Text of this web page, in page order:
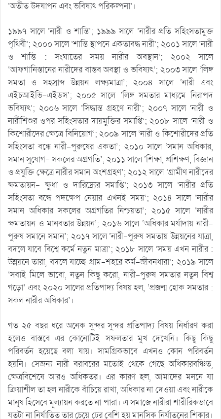
‘অতীত উদযাপন এবং ভবিষ্যৎ পরিকল্পনা’।
১৯৯৭ সালে ‘নারী ও শান্তি’; ১৯৯৯ সালে ‘নারীর প্রতি সহিংসতামুক্ত
পৃথিবী’; ২০০০ সালে ‘শান্তি স্থাপনে একতাবদ্ধ নারী’; ২০০১ সালে ‘নারী
ও শান্তি : সংঘাতের সময় নারীর অবস্থান’; ২০০২ সালে
‘আফগানিস্তানের নারীদের বাস্তব অবস্থা ও ভবিষ্যৎ’; ২০০৩ সালে ‘লিঙ্গ
সমতা ও সহস্রাব্দ উন্নয়ন লক্ষ্যমাত্রা’; ২০০৪ সালে ‘নারী এবং
এইচআইভি-এইডস’; ২০০৫ সালে ‘লিঙ্গ সমতার মাধ্যমে নিরাপদ
ভবিষ্যৎ’; ২০০৬ সালে ‘সিদ্ধান্ত গ্রহণে নারী’; ২০০৭ সালে ‘নারী ও
নারীশিশুর ওপর সহিংসতার দায়মুক্তির সমাপ্তি’; ২০০৮ সালে ‘নারী ও
কিশোরীদের ক্ষেত্রে বিনিয়োগ’; ২০০৯ সালে ‘নারী ও কিশোরীদের প্রতি
সহিংসতা বন্ধে নারী-পুরুষের একতা’; ২০১০ সালে ‘সমান অধিকার,
সমান সুযোগ- সকলের অগ্রগতি’; ২০১১ সালে ‘শিক্ষা, প্রশিক্ষণ, বিজ্ঞান
ও প্রযুক্তি ক্ষেত্রে নারীর সমান অংশগ্রহণ’; ২০১২ সালে ‘গ্রামীণ নারীদের
ক্ষমতায়ন- ক্ষুধা ও দারিদ্র্যের সমাপ্তি’; ২০১৩ সালে ‘নারীর প্রতি
সহিংসতা বন্ধে পদক্ষেপ নেয়ার এখনই সময়’; ২০১৪ সালে ‘নারীর
সমান অধিকার সকলের অগ্রগতির নিশ্চয়তা’; ২০১৫ সালে ‘নারীর
ক্ষমতায়ন ও মানবতার উন্নয়ন’; ২০১৬ সালে ‘অধিকার মর্যাদায় নারী-
পুরুষ সমানে সমান’; ২০১৭ সালে ‘নারী-পুরুষ সমতায় উন্নয়নের যাত্রা,
বদলে যাবে বিশ্বে কর্মে নতুন মাত্রা’; ২০১৮ সালে ‘সময় এখন নারীর :
উন্নয়নে তারা, বদলে যাচ্ছে গ্রাম-শহরে কর্ম-জীবনধারা’; ২০১৯ সালে
‘সবাই মিলে ভাবো, নতুন কিছু করো, নারী-পুরুষ সমতার নতুন বিশ্ব
গড়ো’ এবং ২০২০ সালের প্রতিপাদ্য বিষয় হল, ‘প্রজন্ম হোক সমতার :
সকল নারীর অধিকার’।
গত ২৫ বছর ধরে অনেক সুন্দর সুন্দর প্রতিপাদ্য বিষয় নির্ধারণ করা
হলেও বাস্তবে এর কোনোটিই সফলতার মুখ দেখেনি। কিছু কিছু
পরিবর্তন হয়েছে বলা যায়। সামগ্রিকভাবে এখনও কোন পরিবর্তন
হয়নি। সেজন্য নারী বরাবরের মতোই থেকে গেছে অধিকারবঞ্চিত,
ক্ষেত্রবিশেষে আরও অধিকতর। এর কারণ হল, আমাদের মননে যা
ক্রিয়াশীল তা হল নারীকে বাঁচিয়ে রাখা, অধিকার না দেওয়া এবং নারীকে
মানুষ হিসেবে মূল্যায়ন করতে না পারা। এ সমাজে নারীরা শারীরিকভাবে
যতটা না নির্যাতিত তার চেয়ে ঢের বেশি হয় মানসিক নির্যাতনের শিকার।